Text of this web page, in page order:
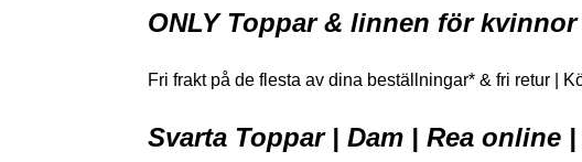
ONLY Toppar & linnen för
Fri frakt på de flesta av dina beställningar* & fri retur |
Svarta Toppar | Dam | Rea online